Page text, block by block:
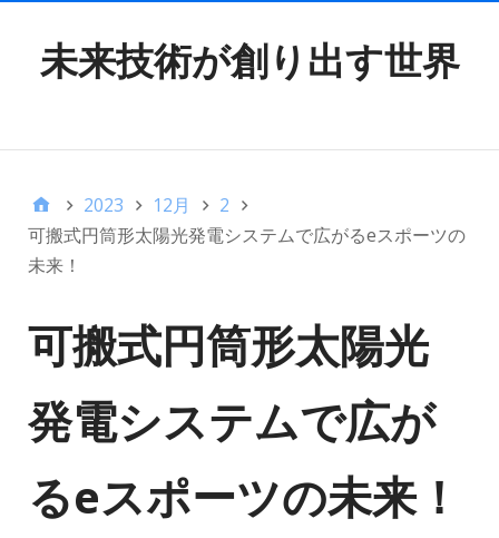
未来技術が創り出す世界
2023 12月
2
可搬式円筒形太陽光発電システムで広がるeスポーツの
未来！
可搬式円筒形太陽光
発電システムで広が
るeスポーツの未来！